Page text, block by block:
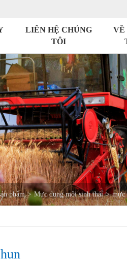
LIÊN HỆ CHÚNG
TÔI
VỀ
phẩm > Mực dung môi sinh thái > mực